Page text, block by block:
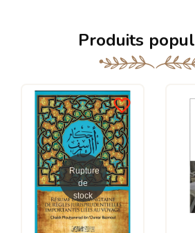
Produits
favorite_border
Rupture
de
stock